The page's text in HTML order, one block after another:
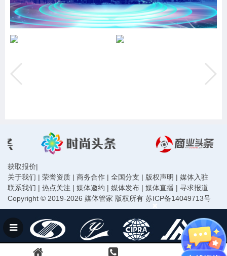
获取报价|
关于我们 | 荣誉资质 | 商务合作 | 全国分支 | 版权声明 | 媒体入驻
联系我们 | 热点关注 | 媒体邀约 | 媒体发布 | 媒体直播 | 寻求报道
Copyright © 2019-2026 媒体管家 版权所有 苏ICP备14049713号
声明：本站信息均由会员发布，网站已尽严格审核义务，请您做任何行动前务必再次与组织方